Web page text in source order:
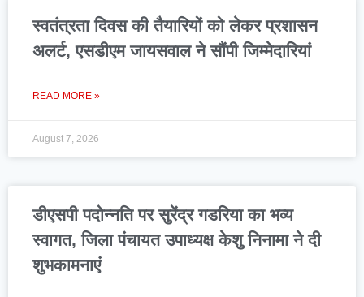
स्वतंत्रता दिवस की तैयारियों को लेकर प्रशासन
अलर्ट, एसडीएम जायसवाल ने सौंपी जिम्मेदारियां
READ MORE »
August 7, 2026
डीएसपी पदोन्नति पर सुरेंद्र गडरिया का भव्य
स्वागत, जिला पंचायत उपाध्यक्ष केशु निनामा ने दी
शुभकामनाएं